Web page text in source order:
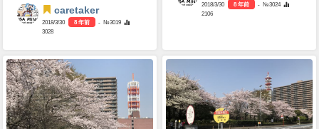
caretaker
2018/3/30 8 年前
- №3019
3028
2018/3/30 8 年前
- №3024
2106